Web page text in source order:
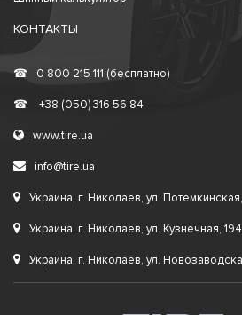
КОНТАКТЫ
☎ 0 800 215 111 (бесплатно)
☎ +38 (050) 316 56 84
www.tire.ua
info@tire.ua
Украина, г. Николаев, ул.
Украина, г. Николаев, ул. Кузнечная,
Украина, г. Николаев, ул.